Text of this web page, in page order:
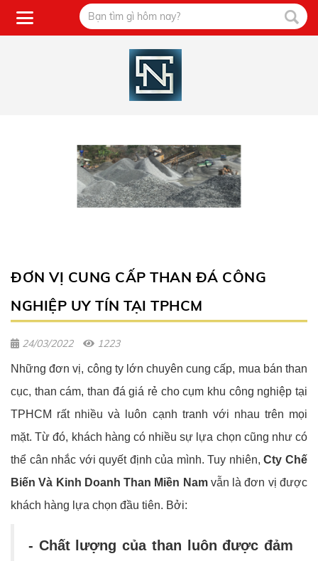
ĐƠN VỊ CUNG CẤP THAN ĐÁ CÔNG
NGHIỆP UY TÍN TẠI TPHCM
24/03/2022 1223
Những đơn vị, công ty lớn chuyên cung cấp, mua bán than
cục, than cám, than đá giá rẻ cho cụm khu công nghiệp tại
TPHCM rất nhiều và luôn cạnh tranh với nhau trên mọi
mặt.Từ đó, khách hàng có nhiều sự lựa chọn cũng như có
thể cân nhắc với quyết định của mình. Tuy nhiên,Cty Chế
Biến Và Kinh Doanh Than Miền Namvẫn là đơn vị được
khách hàng lựa chọn đầu tiên. Bởi:
- Chất lượng của than luôn được đảm